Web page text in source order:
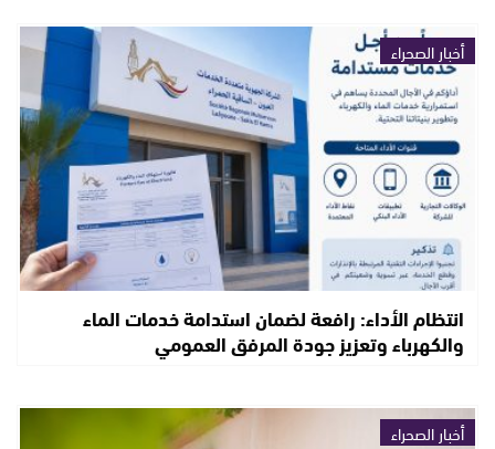
أخبار الصحراء
انتظام الأداء: رافعة لضمان استدامة خدمات الماء
والكهرباء وتعزيز جودة المرفق العمومي
أخبار الصحراء